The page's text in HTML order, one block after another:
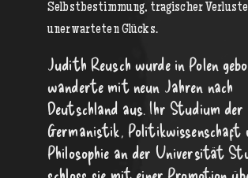
Selbstbestimmung, tragischer
unerwarteten Glücks.
Judith Reusch wurde in Polen
wanderte mit neun Jahren nach
Deutschland aus. Ihr Studium der
Germanistik, Politikwissenschaft
Philosophie an der Universität